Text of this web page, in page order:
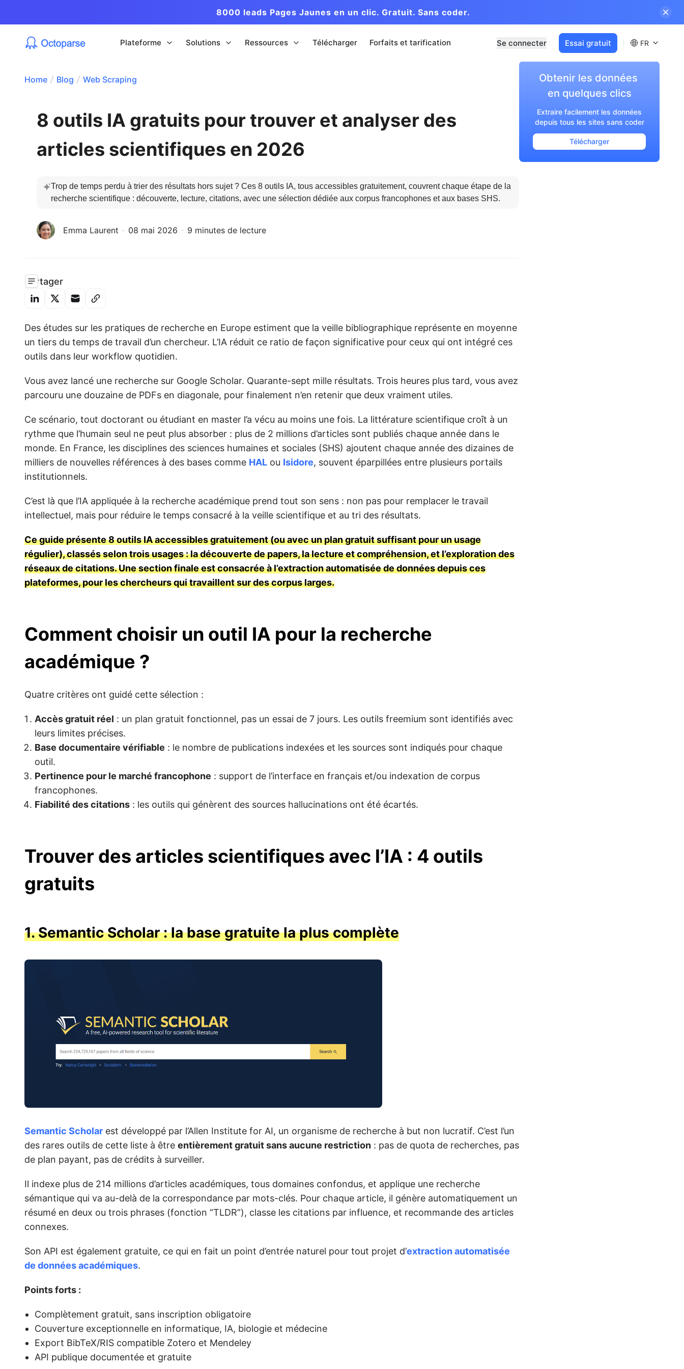
8000 leads Pages Jaunes en un clic. Gratuit. Sans coder.
Plateforme Solutions Ressources Télécharger Forfaits et tarification Se connecter Essai gratuit FR
Home Blog Web Scraping
8 outils IA gratuits pour trouver et analyser des
articles scientifiques en 2026
Trop de temps perdu à trier des résultats hors sujet ? Ces 8 outils IA, tous accessibles gratuitement, couvrent chaque étape de la
recherche scientifique : découverte, lecture, citations, avec une sélection dédiée aux corpus francophones et aux bases SHS.
Emma Laurent 08 mai 2026 9 minutes de lecture
Partager
Des études sur les pratiques de recherche en Europe estiment que la veille bibliographique représente en moyenne
un tiers du temps de travail d’un chercheur. L’IA réduit ce ratio de façon significative pour ceux qui ont intégré ces
outils dans leur workflow quotidien.
Vous avez lancé une recherche sur Google Scholar. Quarante-sept mille résultats. Trois heures plus tard, vous avez
parcouru une douzaine de PDFs en diagonale, pour finalement n’en retenir que deux vraiment utiles.
Ce scénario, tout doctorant ou étudiant en master l’a vécu au moins une fois. La littérature scientifique croît à un
rythme que l’humain seul ne peut plus absorber : plus de 2 millions d’articles sont publiés chaque année dans le
monde. En France, les disciplines des sciences humaines et sociales (SHS) ajoutent chaque année des dizaines de
milliers de nouvelles références à des bases comme HAL ou Isidore, souvent éparpillées entre plusieurs portails
institutionnels.
C’est là que l’IA appliquée à la recherche académique prend tout son sens : non pas pour remplacer le travail
intellectuel, mais pour réduire le temps consacré à la veille scientifique et au tri des résultats.
Ce guide présente 8 outils IA accessibles gratuitement (ou avec un plan gratuit suffisant pour un usage
régulier), classés selon trois usages : la découverte de papers, la lecture et compréhension, et l’exploration des
réseaux de citations. Une section finale est consacrée à l’extraction automatisée de données depuis ces
plateformes, pour les chercheurs qui travaillent sur des corpus larges.
Comment choisir un outil IA pour la recherche
académique ?
Quatre critères ont guidé cette sélection :
Accès gratuit réel : un plan gratuit fonctionnel, pas un essai de 7 jours. Les outils freemium sont identifiés avec
leurs limites précises.
Base documentaire vérifiable : le nombre de publications indexées et les sources sont indiqués pour chaque
outil.
Pertinence pour le marché francophone : support de l’interface en français et/ou indexation de corpus
francophones.
Fiabilité des citations : les outils qui génèrent des sources hallucinations ont été écartés.
Trouver des articles scientifiques avec l’IA : 4 outils
gratuits
1. Semantic Scholar : la base gratuite la plus complète
Semantic Scholar est développé par l’Allen Institute for AI, un organisme de recherche à but non lucratif. C’est l’un
des rares outils de cette liste à être entièrement gratuit sans aucune restriction : pas de quota de recherches, pas
de plan payant, pas de crédits à surveiller.
Il indexe plus de 214 millions d’articles académiques, tous domaines confondus, et applique une recherche
sémantique qui va au-delà de la correspondance par mots-clés. Pour chaque article, il génère automatiquement un
résumé en deux ou trois phrases (fonction “TLDR”), classe les citations par influence, et recommande des articles
connexes.
Son API est également gratuite, ce qui en fait un point d’entrée naturel pour tout projet d’extraction automatisée
de données académiques.
Points forts :
Complètement gratuit, sans inscription obligatoire
Couverture exceptionnelle en informatique, IA, biologie et médecine
Export BibTeX/RIS compatible Zotero et Mendeley
API publique documentée et gratuite
Obtenir les données
en quelques clics
Extraire facilement les données
depuis tous les sites sans coder
Télécharger